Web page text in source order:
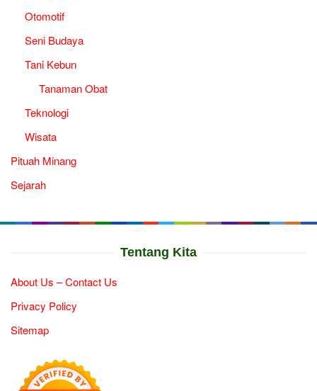
Otomotif
Seni Budaya
Tani Kebun
Tanaman Obat
Teknologi
Wisata
Pituah Minang
Sejarah
Tentang Kita
About Us – Contact Us
Privacy Policy
Sitemap